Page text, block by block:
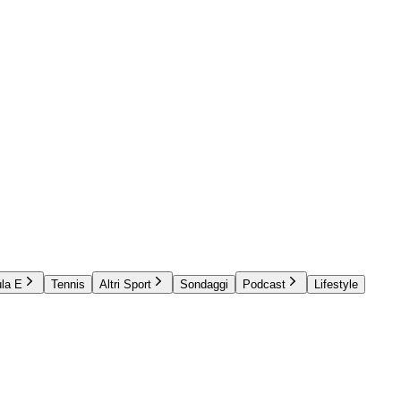
E Tennis Altri Sport Sondaggi Podcast
Lifestyle